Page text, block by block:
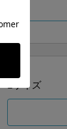
Lサイズ